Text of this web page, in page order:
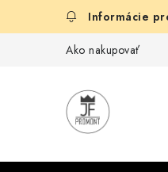
Ako nakupovať